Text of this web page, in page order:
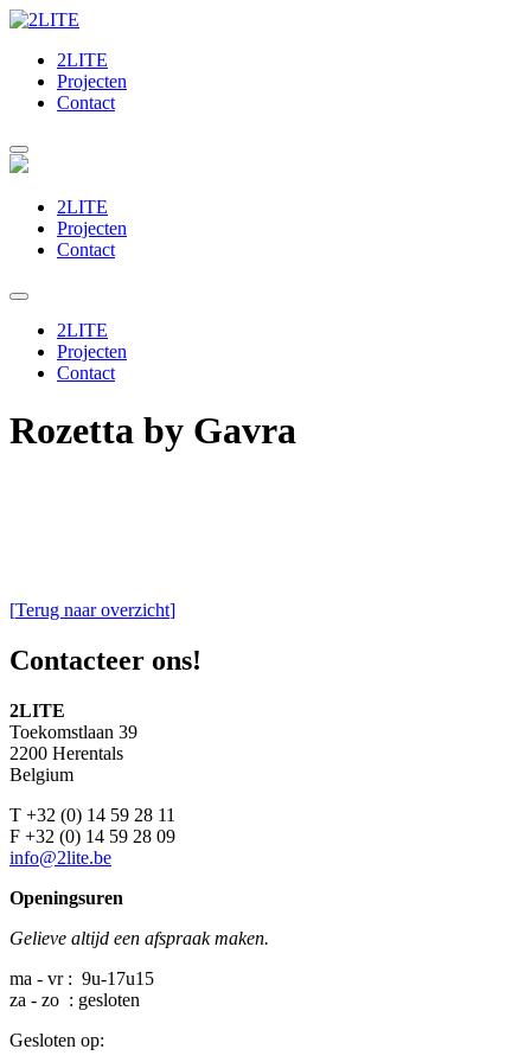
2LITE
Projecten
Contact
2LITE
Projecten
Contact
2LITE
Projecten
Contact
Rozetta by Gavra
[Terug naar overzicht]
Contacteer ons!
2LITE
Toekomstlaan 39
2200 Herentals
Belgium
T +32 (0) 14 59 28 11
F +32 (0) 14 59 28 09
info@2lite.be
Openingsuren
Gelieve altijd een afspraak maken.
ma - vr : 9u-17u15
za - zo : gesloten
Gesloten op: